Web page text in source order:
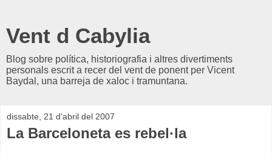
Vent d Cabylia
Blog sobre política, historiografia i altres divertiments
personals escrit a recer del vent de ponent per Vicent
Baydal, una barreja de xaloc i tramuntana.
dissabte, 21 d’abril del 2007
La Barceloneta es rebel·la